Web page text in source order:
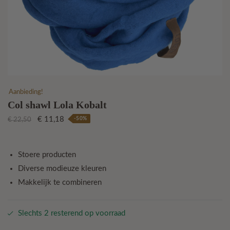
Aanbieding!
Col shawl Lola Kobalt
€22,50
Oorspronkelijke
€ 22,50.
€ 11,18 Huidige
€ 11,18.
-50%
Stoere producten
Diverse modieuze kleuren
Makkelijk te combineren
Slechts 2 resterend op voorraad